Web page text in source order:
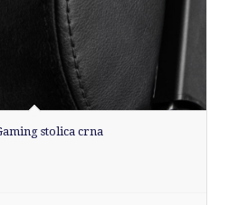
stolica crna